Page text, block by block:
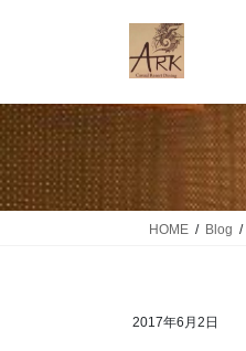
ツ
に
移
動
シ
ョ
ン
に
HOME Blog
2017年6月2日